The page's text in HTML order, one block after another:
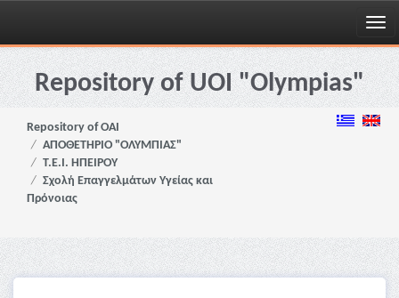
Skip
navigationRepository of UOI "Olympias"
Repository of OAI
ΑΠΟΘΕΤΗΡΙΟ "ΟΛΥΜΠΙΑΣ"
Τ.Ε.Ι. ΗΠΕΙΡΟΥ
Σχολή Επαγγελμάτων Υγείας και
Πρόνοιας